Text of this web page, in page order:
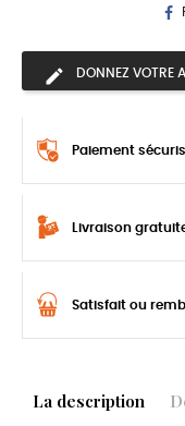
DONNEZ VOTRE
Paiement
Livraison
Satisfait ou
La description